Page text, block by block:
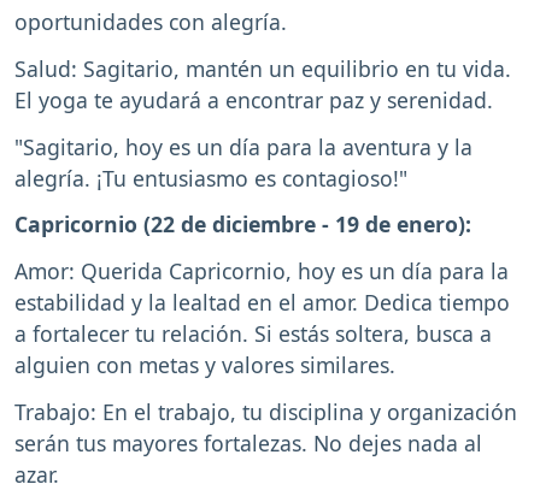
oportunidades con alegría.
Salud: Sagitario, mantén un equilibrio en tu vida.
El yoga te ayudará a encontrar paz y serenidad.
"Sagitario, hoy es un día para la aventura y la
alegría. ¡Tu entusiasmo es contagioso!"
Capricornio (22 de diciembre - 19 de enero):
Amor: Querida Capricornio, hoy es un día para la
estabilidad y la lealtad en el amor. Dedica tiempo
a fortalecer tu relación. Si estás soltera, busca a
alguien con metas y valores similares.
Trabajo: En el trabajo, tu disciplina y organización
serán tus mayores fortalezas. No dejes nada al
azar.